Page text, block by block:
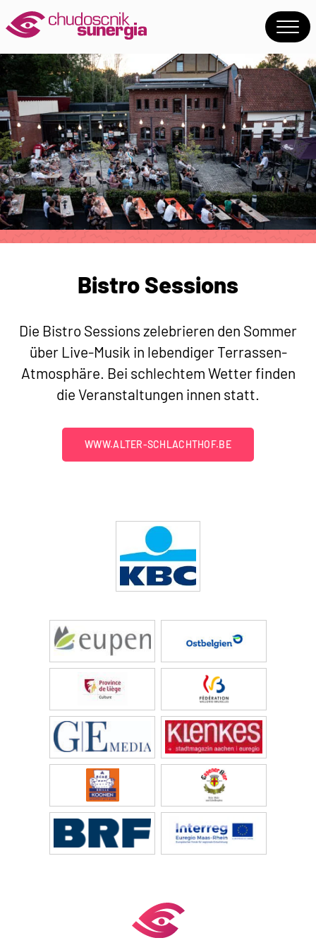
Bistro Sessions
Die Bistro Sessions zelebrieren den Sommer
über Live-Musik in lebendiger Terrassen-
Atmosphäre. Bei schlechtem Wetter finden
die Veranstaltungen innen statt.
WWW.ALTER-SCHLACHTHOF.BE